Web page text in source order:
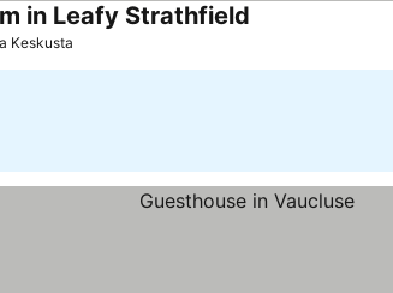
in Leafy Strathfield
Keskusta